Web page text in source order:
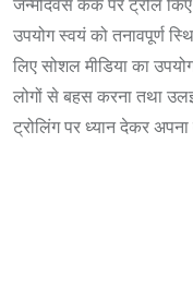
जन्मदिवस केक पर ट्रोल किए
उपयोग स्वयं को तनावपूर्ण
लिए सोशल मीडिया का
लोगों से बहस करना तथा
ट्रोलिंग पर ध्यान देकर